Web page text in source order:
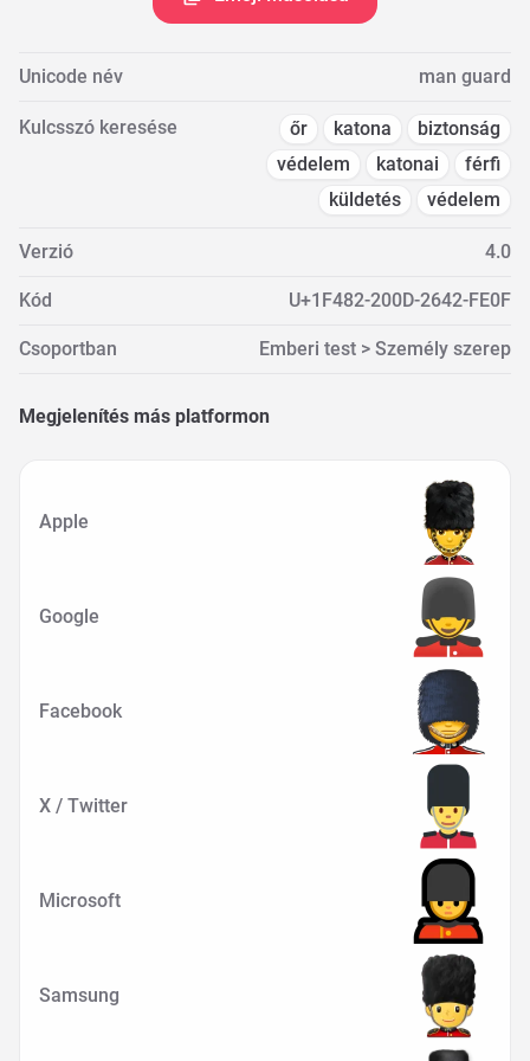
Unicode név man guard
Kulcsszó keresése őr katona
biztonság
védelem
katonai
férfi
küldetés
védelem
Verzió 4.0
Kód U+1F482-200D-2642-FE0F
Csoportban Emberi test > Személy szerep
Megjelenítés más platformon
Apple
Google
Facebook
X / Twitter
Microsoft
Samsung